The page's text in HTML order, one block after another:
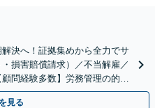
決へ！証拠集めから全力でサ
損害賠償請求）／不当解雇／
問経験多数】労務管理の的確
【岡山駅10分】
見る